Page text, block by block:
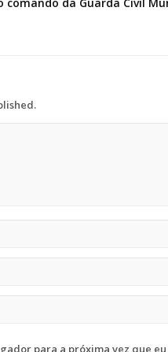
comando da Guarda Civil
para a próxima vez que